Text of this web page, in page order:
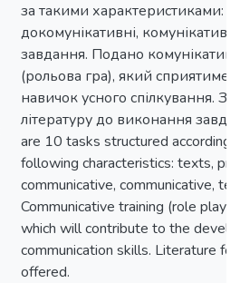
за такими характеристиками:
докомунікативні,
завдання. Подано
(рольова гра), який
навичок усного спілкування.
літературу до виконання
are 10 tasks structured according
following characteristics: texts,
communicative, communicative,
Communicative training (role play)
which will contribute to the
communication skills. Literature
offered.